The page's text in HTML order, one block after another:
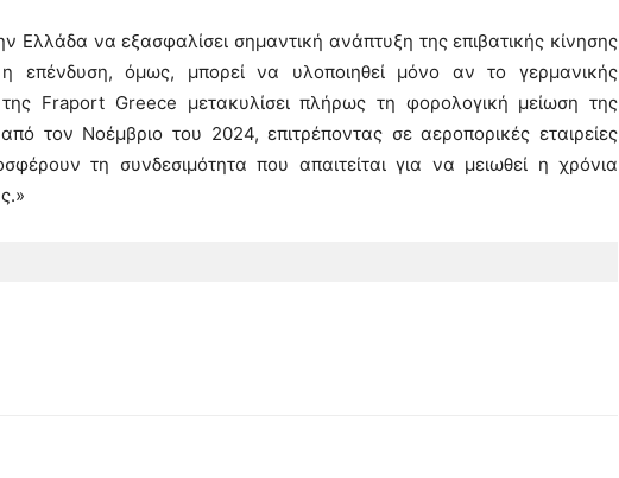
Ελλάδα να εξασφαλίσει σημαντική ανάπτυξη της επιβατικής κίνησης
επένδυση, όμως, μπορεί να υλοποιηθεί μόνο αν το γερμανικής
της Fraport Greece μετακυλίσει πλήρως τη φορολογική μείωση της
τον Νοέμβριο του 2024, επιτρέποντας σε αεροπορικές εταιρείες
τη συνδεσιμότητα που απαιτείται για να μειωθεί η χρόνια